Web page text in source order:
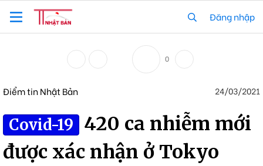
Đăng nhập
0
Điểm tin Nhật Bản 24/03/2021
Covid-19
420 ca nhiễm mới
được xác nhận ở Tokyo